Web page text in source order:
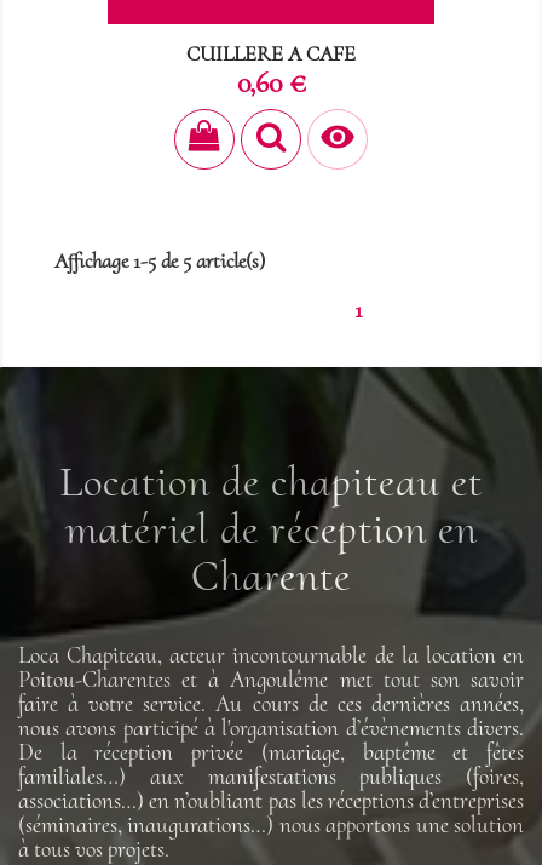
CUILLERE A CAFE
Prix
0,60 €

Affichage 1-5 de 5 article(s)
1
Location de chapiteau et
matériel de réception en
Charente
Loca Chapiteau, acteur incontournable de la location en
Poitou-Charentes et à Angoulême met tout son savoir
faire à votre service. Au cours de ces dernières années,
nous avons participé à l'organisation d’évènements divers.
De la réception privée (mariage, baptême et fêtes
familiales…) aux manifestations publiques (foires,
associations…) en n’oubliant pas les réceptions d’entreprises
(séminaires, inaugurations…) nous apportons une solution
à tous vos projets.